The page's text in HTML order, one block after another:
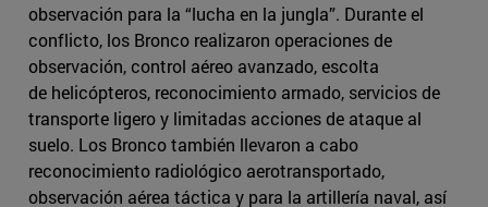
observación para la “lucha en la jungla”. Durante el
conflicto, los Bronco realizaron operaciones de
observación, control aéreo avanzado, escolta
de helicópteros, reconocimiento armado, servicios de
transporte ligero y limitadas acciones de ataque al
suelo. Los Bronco también llevaron a cabo
reconocimiento radiológico aerotransportado,
observación aérea táctica y para la artillería naval, así